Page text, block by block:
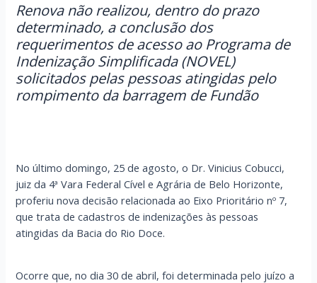
Renova não realizou, dentro do prazo
determinado, a conclusão dos
requerimentos de acesso ao Programa de
Indenização Simplificada (NOVEL)
solicitados pelas pessoas atingidas pelo
rompimento da barragem de Fundão
No último domingo, 25 de agosto, o Dr. Vinicius Cobucci,
juiz da 4ª Vara Federal Cível e Agrária de Belo Horizonte,
proferiu nova decisão relacionada ao Eixo Prioritário nº 7,
que trata de cadastros de indenizações às pessoas
atingidas da Bacia do Rio Doce.
Ocorre que, no dia 30 de abril, foi determinada pelo juízo a